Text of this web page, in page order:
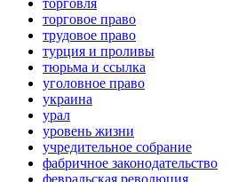
торговля
торговое право
трудовое право
турция и проливы
тюрьма и ссылка
уголовное право
украина
урал
уровень жизни
учредительное собрание
фабричное законодательство